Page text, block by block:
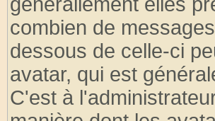
combien de
dessous de celle-ci
avatar, qui est
C'est à